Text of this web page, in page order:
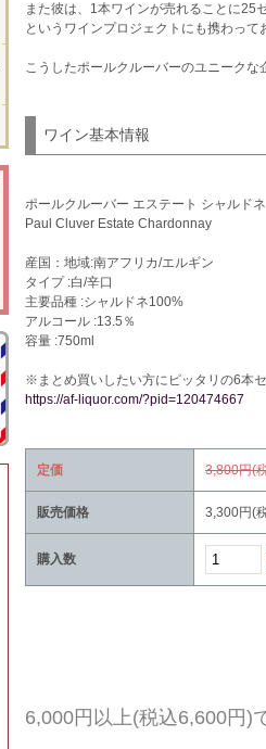
また彼は、1本ワインが売れることに25
というワインプロジェクトにも携わって
こうしたポールクルーバーのユニークな
ワイン基本情報
ポールクルーバー エステート シャルドネ
Paul Cluver Estate Chardonnay
産国：地域:南アフリカ/エルギン
タイプ :白/辛口
主要品種 :シャルドネ100%
アルコール :13.5％
容量 :750ml
※まとめ買いしたい方にピッタリの6本セ
https://af-liquor.com/?pid=120474667
定価 3,800円(
販売価格 3,300円(
購入数
6,000円以上(税込6,600円)